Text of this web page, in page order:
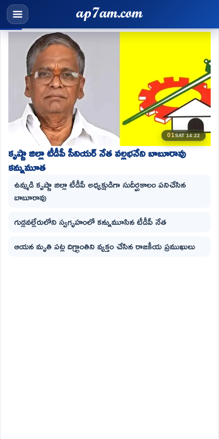
01SAT 14:22
కృష్ణా జిల్లా టీడీపీ సీనియర్ నేత వల్లభనేని బాబూరావు
కన్నుమూత
ఉమ్మడి కృష్ణా జిల్లా టీడీపీ అధ్యక్షుడిగా సుదీర్ఘకాలం పనిచేసిన
బాబూరావు
గుడ్లవల్లేరులోని స్వగృహంలో కన్నుమూసిన టీడీపీ నేత
ఆయన మృతి పట్ల దిగ్భ్రాంతిని వ్యక్తం చేసిన రాజకీయ ప్రముఖులు